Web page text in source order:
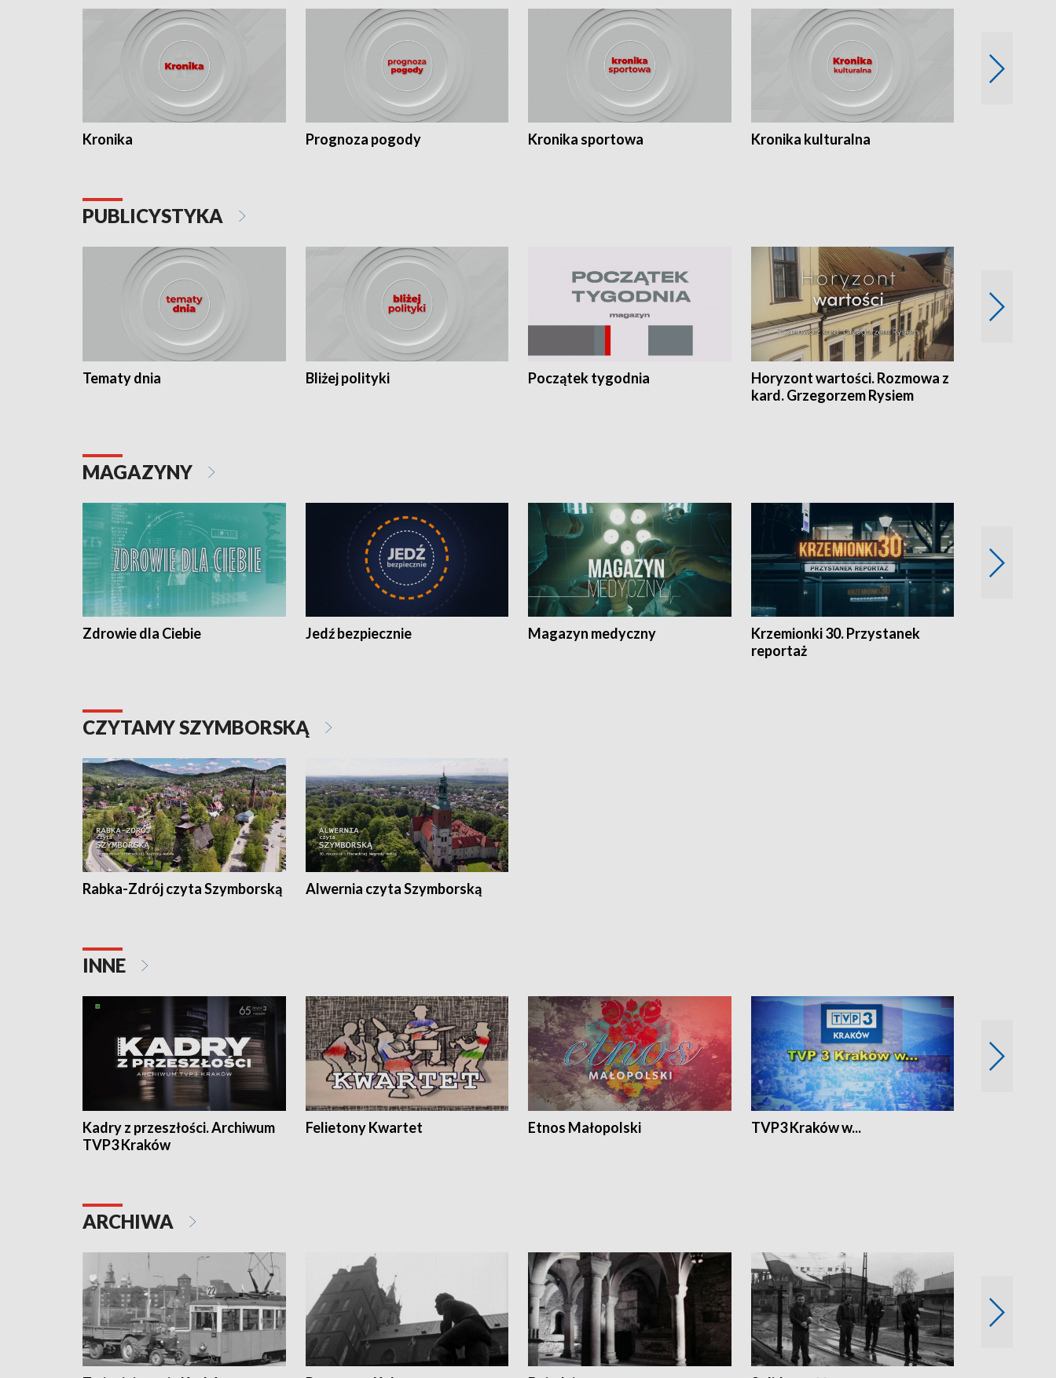
Kronika Prognoza pogody Kronika sportowa Kronika kulturalna
PUBLICYSTYKA
Tematy dnia Bliżej polityki Początek tygodnia
Horyzont wartości. Rozmowa z
kard. Grzegorzem Rysiem
MAGAZYNY
Zdrowie dla Ciebie Jedź bezpiecznie Magazyn medyczny
Krzemionki 30. Przystanek
reportaż
CZYTAMY SZYMBORSKĄ
Rabka-Zdrój czyta Szymborską Alwernia czyta Szymborską
INNE
Kadry z przeszłości. Archiwum
TVP3 Kraków
Felietony Kwartet Etnos Małopolski TVP3 Kraków w...
ARCHIWA